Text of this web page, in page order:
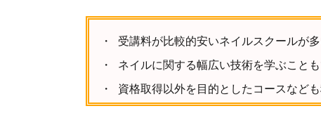
受講料が比較的安いネイルスクールが
ネイルに関する幅広い技術を学ぶこと
資格取得以外を目的としたコースなど